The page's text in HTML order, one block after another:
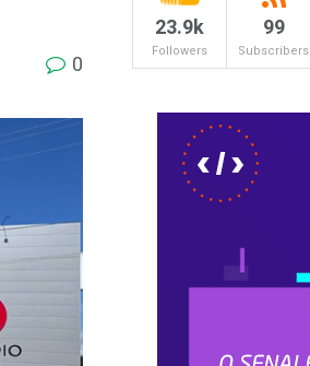
0
23.9k
Followers
99
Subscribers